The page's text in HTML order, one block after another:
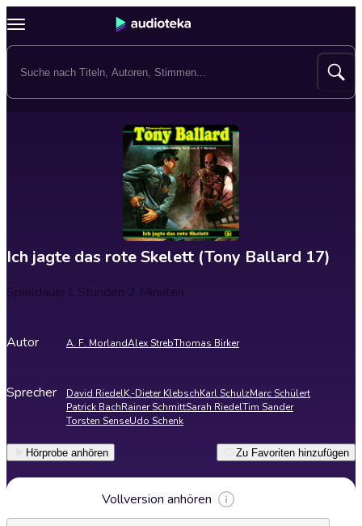
Ich jagte das rote Skelett (Tony Ballard 17)
Spieldauer1 Stunden 2 Minuten
Autor A. F. MorlandAlex StrebThomas Birker
Sprecher David RiedelK.-Dieter KlebschKarl SchulzMarc Schülert
Patrick BachRainer SchmittSarah RiedelTim Sander
Torsten SenseUdo Schenk
Hörprobe anhören Zu Favoriten hinzufügen
Vollversion anhören